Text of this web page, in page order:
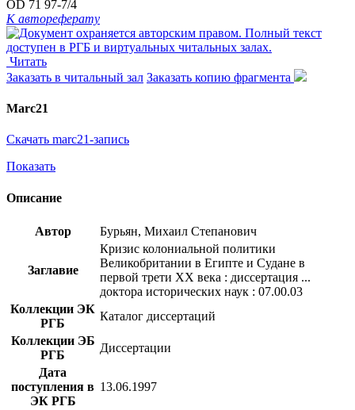
OD 71 97-7/4
К автореферату
Читать
Заказать в читальный зал Заказать копию фрагмента
Marc21
Скачать marc21-запись
Показать
Описание
Автор Бурьян, Михаил Степанович
Заглавие
Кризис колониальной политики
Великобритании в Египте и Судане в
первой трети XX века : диссертация ...
доктора исторических наук : 07.00.03
Коллекции ЭК
РГБ
Каталог диссертаций
Коллекции ЭБ
РГБ
Диссертации
Дата
поступления в
ЭК РГБ
13.06.1997